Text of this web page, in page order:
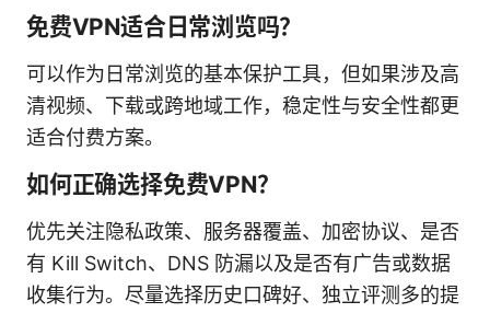
免费VPN适合日常浏览吗？
可以作为日常浏览的基本保护工具，但如果涉及高
清视频、下载或跨地域工作，稳定性与安全性都更
适合付费方案。
如何正确选择免费VPN？
优先关注隐私政策、服务器覆盖、加密协议、是否
有 Kill Switch、DNS 防漏以及是否有广告或数据
收集行为。尽量选择历史口碑好、独立评测多的提